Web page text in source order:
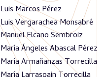
Luis Marcos Pérez
Luis Vergarachea Monsabré
Manuel Elcano Sembroiz
María Ángeles Abascal Pérez
María Armañanzas Torrecilla